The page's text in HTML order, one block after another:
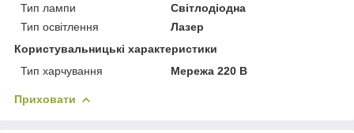
Тип лампи
Світлодіодна
Тип освітлення
Лазер
Користувальницькі характеристики
Тип харчування
Мережа 220 В
Приховати